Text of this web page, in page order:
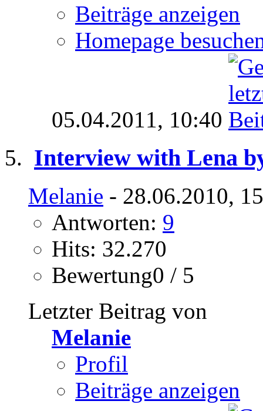
Beiträge anzeigen
Homepage
05.04.2011, 10:40
Interview with Lena
Melanie - 28.06.2010,
Antworten: 9
Hits: 32.270
Bewertung0 / 5
Letzter Beitrag von
Melanie
Profil
Beiträge anzeigen